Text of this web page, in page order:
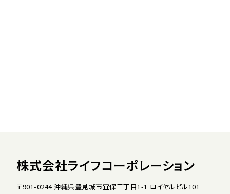
株式会社ライフコーポレーション
〒901-0244 沖縄県豊見城市宜保三丁目1-1 ロイヤルビル101